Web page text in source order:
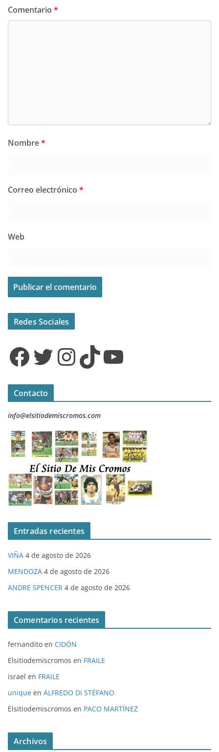
Comentario *
Nombre*
Correo electrónico *
Web
Redes Sociales
Facebook Twitter InstagramTikTok YouTube
Contacto
info@elsitiodemiscromos.com
Entradas recientes
VIÑA 4 de agosto de 2026
MENDOZA 4 de agosto de 2026
ANDRE SPENCER 4 de agosto de 2026
Comentarios recientes
fernandito en CIDÓN
Elsitiodemiscromos en FRAILE
israel en FRAILE
unique en ALFREDO DI STÉFANO
Elsitiodemiscromos en PACO MARTÍNEZ
Archivos